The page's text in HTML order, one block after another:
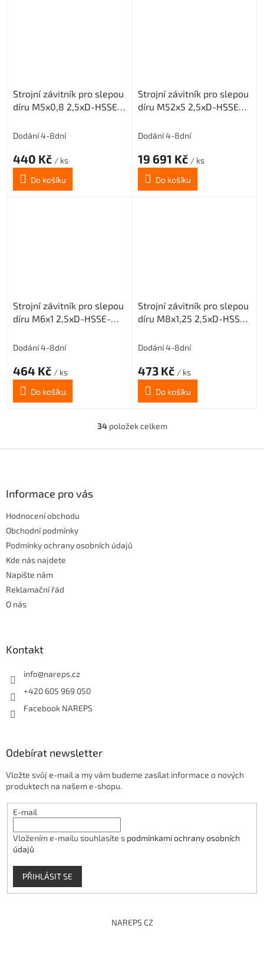
Strojní závitník pro slepou
díru M5x0,8 2,5xD-HSSE-
Dodání 4-8dní
440 Kč / ks
Do košíku
Strojní závitník pro slepou
díru M52x5 2,5xD-HSSE-
Dodání 4-8dní
19 691 Kč / ks
Do košíku
Strojní závitník pro slepou
díru M6x1 2,5xD-HSSE-
Dodání 4-8dní
464 Kč / ks
Do košíku
Strojní závitník pro slepou
díru M8x1,25 2,5xD-HSSE-
Dodání 4-8dní
473 Kč / ks
Do košíku
O
l
v
34položek celkem
Informace pro vás
Hodnocení obchodu
Obchodní podmínky
Podmínky ochrany osobních údajů
Kde nás najdete
Napište nám
Reklamační řád
O nás
Kontakt
info@nareps.cz
+420 605 969 050
Facebook NAREPS
Odebírat newsletter
Vložte svůj e-mail a my vám budeme zasílat informace o nových
produktech na našem e-shopu.
E-mail
Vložením e-mailu souhlasíte s podmínkami ochrany osobních
údajů
PŘIHLÁSIT SE
NAREPS CZ